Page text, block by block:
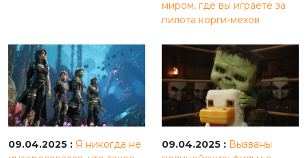
миром, где вы играете за
пилота корги-мехов
09.04.2025 : Я никогда не
09.04.2025 : Вызваны